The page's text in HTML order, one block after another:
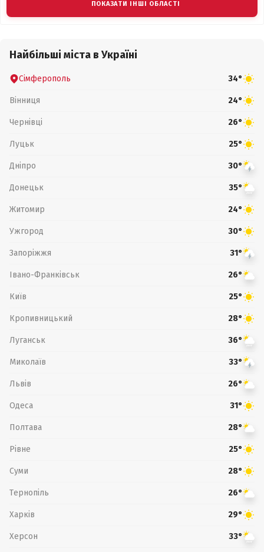
ПОКАЗАТИ ІНШІ ОБЛАСТІ
Найбільші міста в Україні
Сімферополь 34°
Вінниця 24°
Чернівці 26°
Луцьк 25°
Дніпро 30°
Донецьк 35°
Житомир 24°
Ужгород 30°
Запоріжжя 31°
Івано-Франківськ 26°
Київ 25°
Кропивницький 28°
Луганськ 36°
Миколаїв 33°
Львів 26°
Одеса 31°
Полтава 28°
Рівне 25°
Суми 28°
Тернопіль 26°
Харків 29°
Херсон 33°